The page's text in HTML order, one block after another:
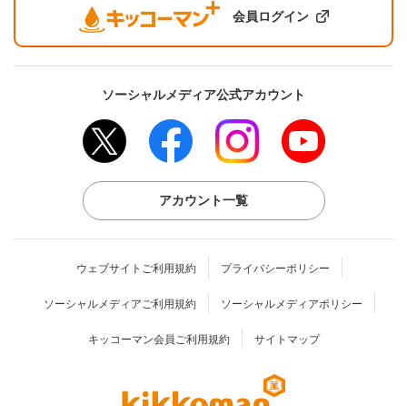
会員ログイン
ソーシャルメディア公式アカウント
アカウント一覧
ウェブサイトご利用規約 プライバシーポリシー
ソーシャルメディアご利用規約 ソーシャルメディアポリシー
キッコーマン会員ご利用規約 サイトマップ